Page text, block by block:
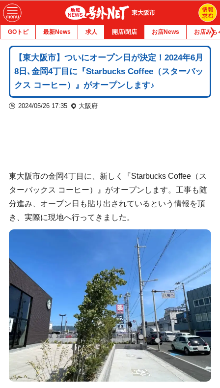
東大阪市
GOトピ 最新News 求人 開店/閉店 お店News お店みち
【東大阪市】ついにオープン日が決定！2024年6月
8日､金岡4丁目に『Starbucks Coffee（スターバッ
クス コーヒー）』がオープンします♪
2024/05/26 17:35 大阪府
東大阪市の金岡4丁目に、新しく『Starbucks Coffee（ス
ターバックス コーヒー）』がオープンします。工事も随
分進み、オープン日も貼り出されているという情報を頂
き、実際に現地へ行ってきました。